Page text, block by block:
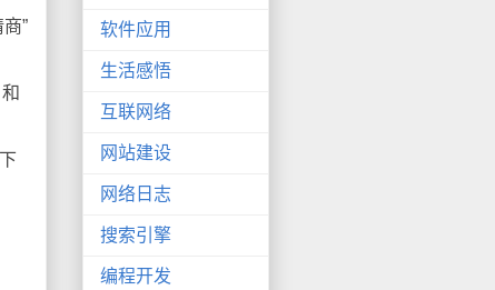
”
软件应用
生活感悟
互联网络
网站建设
网络日志
搜索引擎
编程开发